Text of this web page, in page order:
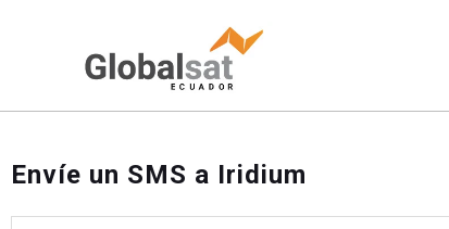
Envíe un SMS a Iridium